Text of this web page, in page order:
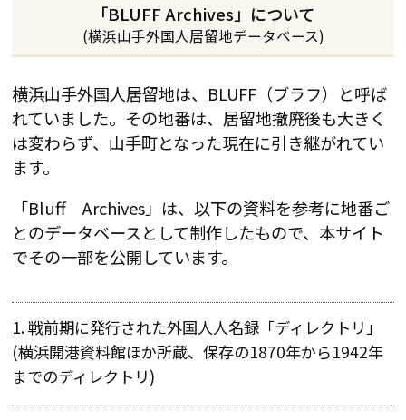
「BLUFF Archives」について
(横浜山手外国人居留地データベース)
横浜山手外国人居留地は、BLUFF（ブラフ）と呼ば
れていました。その地番は、居留地撤廃後も大きく
は変わらず、山手町となった現在に引き継がれてい
ます。
「Bluff Archives」は、以下の資料を参考に地番ご
とのデータベースとして制作したもので、本サイト
でその一部を公開しています。
戦前期に発行された外国人人名録「ディレクトリ」
(横浜開港資料館ほか所蔵、保存の1870年から1942年
までのディレクトリ)